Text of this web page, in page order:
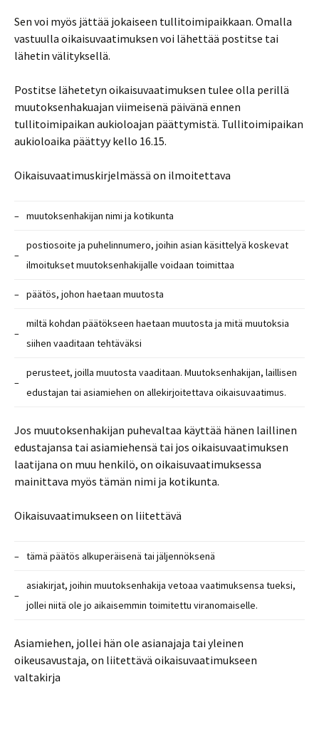
Sen voi myös jättää jokaiseen tullitoimipaikkaan. Omalla
vastuulla oikaisuvaatimuksen voi lähettää postitse tai
lähetin välityksellä.
Postitse lähetetyn oikaisuvaatimuksen tulee olla perillä
muutoksenhakuajan viimeisenä päivänä ennen
tullitoimipaikan aukioloajan päättymistä. Tullitoimipaikan
aukioloaika päättyy kello 16.15.
Oikaisuvaatimuskirjelmässä on ilmoitettava
– muutoksenhakijan nimi ja kotikunta
–
postiosoite ja puhelinnumero, joihin asian käsittelyä koskevat
ilmoitukset muutoksenhakijalle voidaan toimittaa
– päätös, johon haetaan muutosta
–
miltä kohdan päätökseen haetaan muutosta ja mitä muutoksia
siihen vaaditaan tehtäväksi
–
perusteet, joilla muutosta vaaditaan. Muutoksenhakijan, laillisen
edustajan tai asiamiehen on allekirjoitettava oikaisuvaatimus.
Jos muutoksenhakijan puhevaltaa käyttää hänen laillinen
edustajansa tai asiamiehensä tai jos oikaisuvaatimuksen
laatijana on muu henkilö, on oikaisuvaatimuksessa
mainittava myös tämän nimi ja kotikunta.
Oikaisuvaatimukseen on liitettävä
– tämä päätös alkuperäisenä tai jäljennöksenä
–
asiakirjat, joihin muutoksenhakija vetoaa vaatimuksensa tueksi,
jollei niitä ole jo aikaisemmin toimitettu viranomaiselle.
Asiamiehen, jollei hän ole asianajaja tai yleinen
oikeusavustaja, on liitettävä oikaisuvaatimukseen
valtakirja